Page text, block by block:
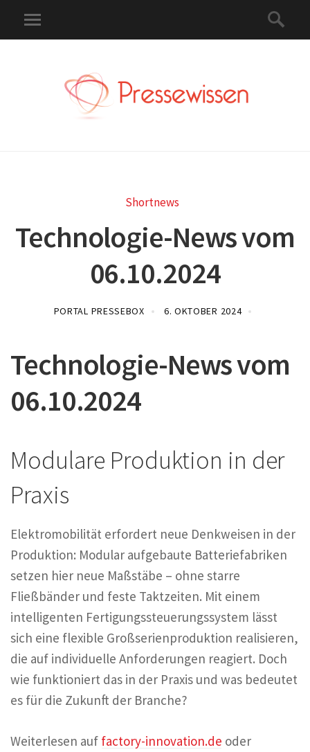
Shortnews
Technologie-News vom
06.10.2024
PORTAL PRESSEBOX 6. OKTOBER 2024
Technologie-News vom
06.10.2024
Modulare Produktion in der
Praxis
Elektromobilität erfordert neue Denkweisen in der
Produktion: Modular aufgebaute Batteriefabriken
setzen hier neue Maßstäbe – ohne starre
Fließbänder und feste Taktzeiten. Mit einem
intelligenten Fertigungssteuerungssystem lässt
sich eine flexible Großserienproduktion realisieren,
die auf individuelle Anforderungen reagiert. Doch
wie funktioniert das in der Praxis und was bedeutet
es für die Zukunft der Branche?
Weiterlesen auf factory-innovation.de oder